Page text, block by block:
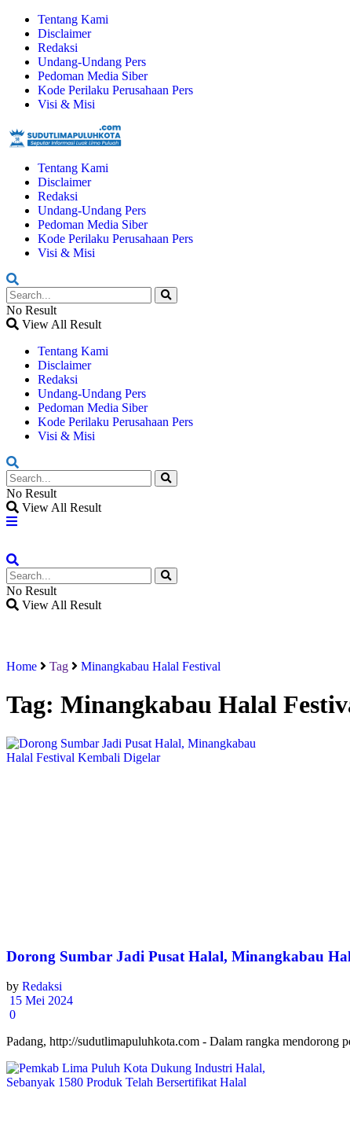
Tentang Kami
Disclaimer
Redaksi
Undang-Undang Pers
Pedoman Media Siber
Kode Perilaku Perusahaan Pers
Visi & Misi
Tentang Kami
Disclaimer
Redaksi
Undang-Undang Pers
Pedoman Media Siber
Kode Perilaku Perusahaan Pers
Visi & Misi
No Result
View All Result
Tentang Kami
Disclaimer
Redaksi
Undang-Undang Pers
Pedoman Media Siber
Kode Perilaku Perusahaan Pers
Visi & Misi
No Result
View All Result
No Result
View All Result
Home Tag Minangkabau Halal Festival
Tag: Minangkabau Halal
Dorong Sumbar Jadi Pusat Halal, Minangkabau
by Redaksi
15 Mei 2024
0
Padang, http://sudutlimapuluhkota.com - Dalam rangka mendorong